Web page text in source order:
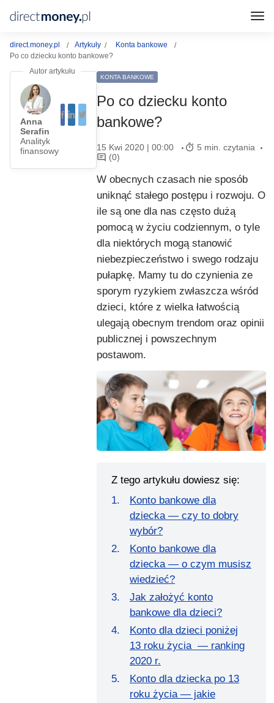
direct.money.pl Artykuły
Konta bankowe
Po co dziecku konto bankowe?
Anna
Serafin
Analityk
finansowy
KONTA BANKOWE
Po co dziecku konto
bankowe?
15 Kwi 2020 | 00:00
5 min. czytania
(0)
W obecnych czasach nie sposób
uniknąć stałego postępu i rozwoju. O
ile są one dla nas często dużą
pomocą w życiu codziennym, o tyle
dla niektórych mogą stanowić
niebezpieczeństwo i swego rodzaju
pułapkę. Mamy tu do czynienia ze
sporym ryzykiem zwłaszcza wśród
dzieci, które z wielka łatwością
ulegają obecnym trendom oraz opinii
publicznej i powszechnym
postawom.
Z tego artykułu dowiesz się:
Konto bankowe dla
dziecka — czy to dobry
wybór?
Konto bankowe dla
dziecka — o czym musisz
wiedzieć?
Jak założyć konto
bankowe dla dzieci?
Konto dla dzieci poniżej
13 roku życia — ranking
2020 r.
Konto dla dziecka po 13
roku życia — jakie